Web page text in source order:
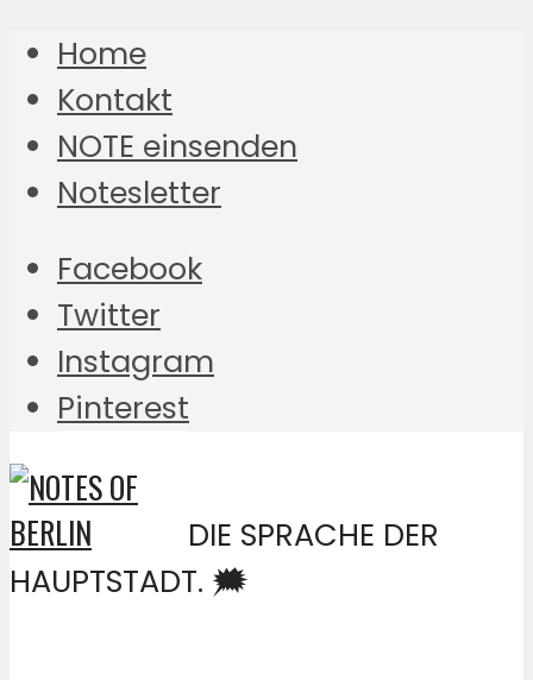
Home
Kontakt
NOTE einsenden
Notesletter
Facebook
Twitter
Instagram
Pinterest
DIE SPRACHE DER
HAUPTSTADT. 🗯️